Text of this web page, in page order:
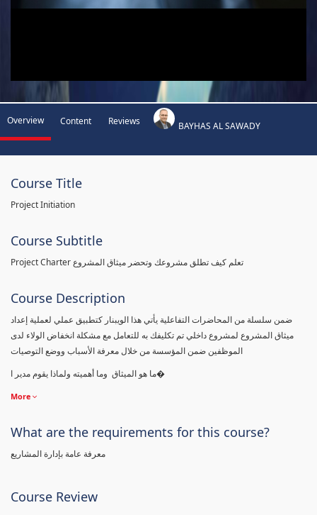
Overview Content Reviews BAYHAS AL SAWADY
Course Title
Project Initiation
Course Subtitle
Project Charter تعلم كيف تطلق مشروعك وتحضر ميثاق المشروع
Course Description
ضمن سلسلة من المحاضرات التفاعلية يأتي هذا الويبنار كتطبيق عملي لعملية إعداد
ميثاق المشروع لمشروع داخلي تم تكليفك به للتعامل مع مشكلة انخفاض الولاء لدى
الموظفين ضمن المؤسسة من خلال معرفة الأسباب ووضع التوصيات
ما هو الميثاق وما أهميته ولماذا يقوم مدير ا�
More
What are the requirements for this course?
معرفة عامة بإدارة المشاريع
Course Review